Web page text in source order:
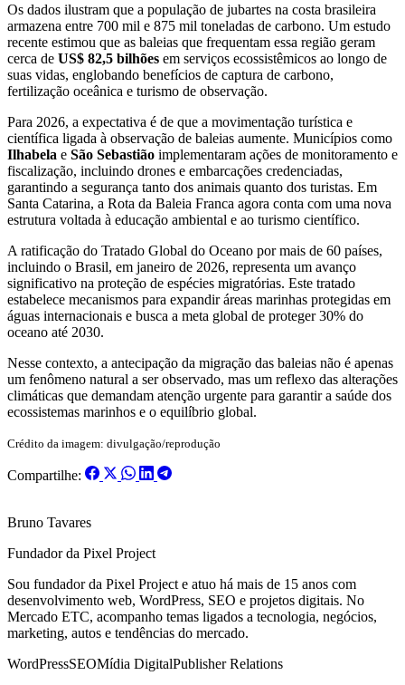
Os dados ilustram que a população de jubartes na costa brasileira
armazena entre 700 mil e 875 mil toneladas de carbono. Um estudo
recente estimou que as baleias que frequentam essa região geram
cerca de US$ 82,5 bilhões em serviços ecossistêmicos ao longo de
suas vidas, englobando benefícios de captura de carbono,
fertilização oceânica e turismo de observação.
Para 2026, a expectativa é de que a movimentação turística e
científica ligada à observação de baleias aumente. Municípios como
Ilhabela e São Sebastião implementaram ações de monitoramento e
fiscalização, incluindo drones e embarcações credenciadas,
garantindo a segurança tanto dos animais quanto dos turistas. Em
Santa Catarina, a Rota da Baleia Franca agora conta com uma nova
estrutura voltada à educação ambiental e ao turismo científico.
A ratificação do Tratado Global do Oceano por mais de 60 países,
incluindo o Brasil, em janeiro de 2026, representa um avanço
significativo na proteção de espécies migratórias. Este tratado
estabelece mecanismos para expandir áreas marinhas protegidas em
águas internacionais e busca a meta global de proteger 30% do
oceano até 2030.
Nesse contexto, a antecipação da migração das baleias não é apenas
um fenômeno natural a ser observado, mas um reflexo das alterações
climáticas que demandam atenção urgente para garantir a saúde dos
ecossistemas marinhos e o equilíbrio global.
Crédito da imagem: divulgação/reprodução
Compartilhe:
Bruno Tavares
Fundador da Pixel Project
Sou fundador da Pixel Project e atuo há mais de 15 anos com
desenvolvimento web, WordPress, SEO e projetos digitais. No
Mercado ETC, acompanho temas ligados a tecnologia, negócios,
marketing, autos e tendências do mercado.
WordPressSEOMídia DigitalPublisher Relations